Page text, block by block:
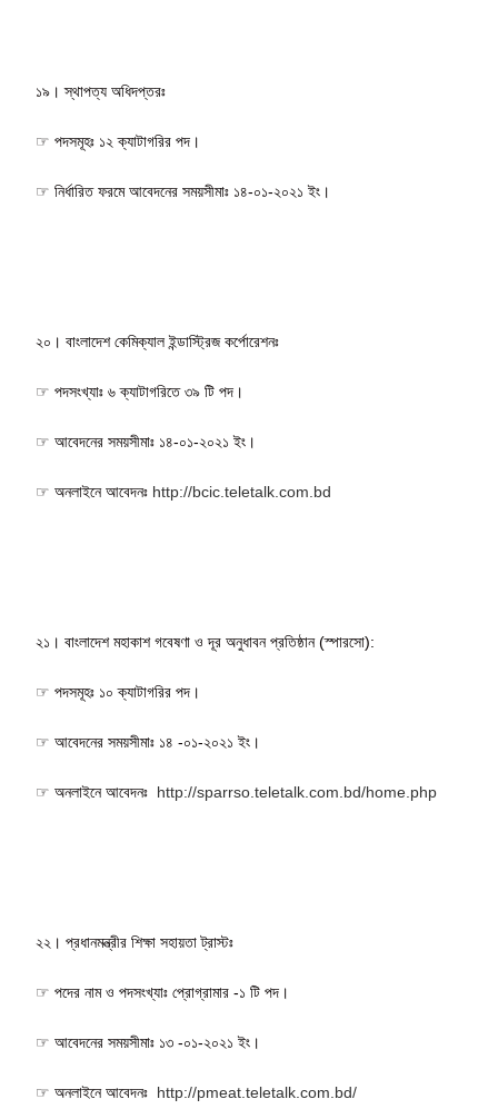
১৯। স্থাপত্য অধিদপ্তরঃ
☞ পদসমূহঃ ১২ ক্যাটাগরির পদ।
☞ নির্ধারিত ফরমে আবেদনের সময়সীমাঃ ১৪-০১-২০২১ ইং।
২০। বাংলাদেশ কেমিক্যাল ইন্ডাস্ট্রিজ কর্পোরেশনঃ
☞ পদসংখ্যাঃ ৬ ক্যাটাগরিতে ৩৯ টি পদ।
☞ আবেদনের সময়সীমাঃ ১৪-০১-২০২১ ইং।
☞ অনলাইনে আবেদনঃ http://bcic.teletalk.com.bd
২১। বাংলাদেশ মহাকাশ গবেষণা ও দূর অনুধাবন প্রতিষ্ঠান (স্পারসো):
☞ পদসমূহঃ ১০ ক্যাটাগরির পদ।
☞ আবেদনের সময়সীমাঃ ১৪ -০১-২০২১ ইং।
☞ অনলাইনে আবেদনঃ http://sparrso.teletalk.com.bd/home.php
২২। প্রধানমন্ত্রীর শিক্ষা সহায়তা ট্রাস্টঃ
☞ পদের নাম ও পদসংখ্যাঃ প্রোগ্রামার -১ টি পদ।
☞ আবেদনের সময়সীমাঃ ১৩ -০১-২০২১ ইং।
☞ অনলাইনে আবেদনঃ http://pmeat.teletalk.com.bd/